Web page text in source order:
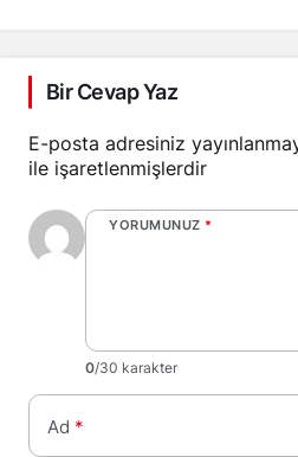
Bir Cevap Yaz
E-posta adresiniz
ile işaretlenmişlerdir
YORUMUNUZ *
0/30 karakter
Ad *